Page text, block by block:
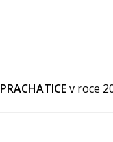
PRACHATICEv roce